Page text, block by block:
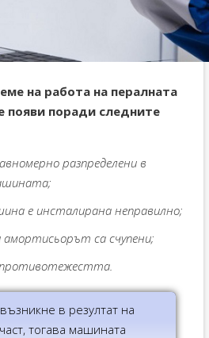
на работа на пералната
поради следните
разпределени в
е инсталирана неправилно;
са счупени;
в резултат на
тогава машината